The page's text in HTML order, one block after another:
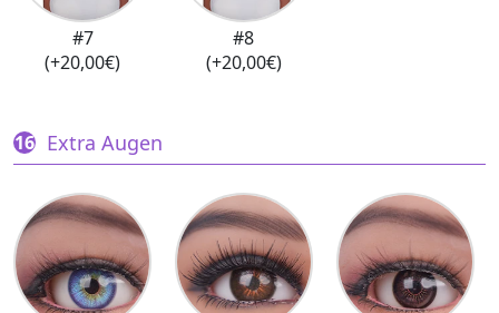
#7
(+20,00€)
#8
(+20,00€)
Extra Augen